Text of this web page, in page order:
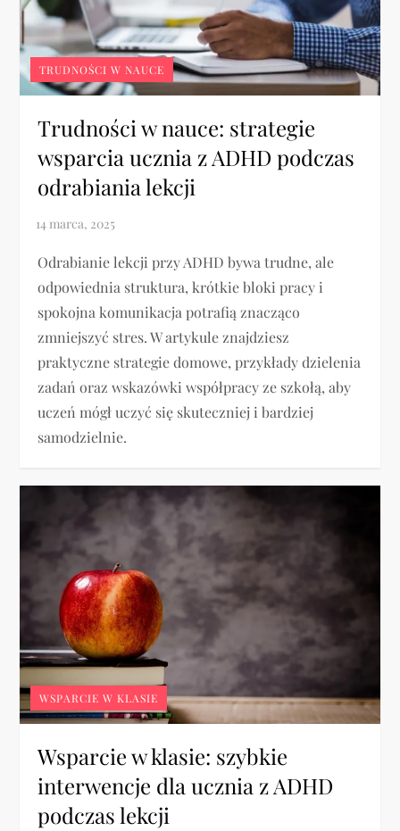
TRUDNOŚCI W NAUCE
Trudności w nauce: strategie
wsparcia ucznia z ADHD podczas
odrabiania lekcji
Odrabianie lekcji przy ADHD bywa trudne, ale
odpowiednia struktura, krótkie bloki pracy i
spokojna komunikacja potrafią znacząco
zmniejszyć stres. W artykule znajdziesz
praktyczne strategie domowe, przykłady dzielenia
zadań oraz wskazówki współpracy ze szkołą, aby
uczeń mógł uczyć się skuteczniej i bardziej
samodzielnie.
WSPARCIE W KLASIE
Wsparcie w klasie: szybkie
interwencje dla ucznia z ADHD
podczas lekcji